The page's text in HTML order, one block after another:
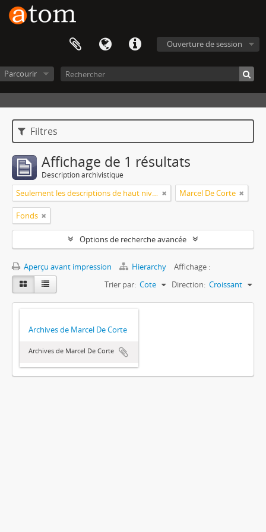
Ouverture de session
Parcourir
Filtres
Affichage de 1 résultats
Description archivistique
Seulement les descriptions de haut niveau Marcel De Corte
Fonds
Options de recherche avancée
Aperçu avant impression Hierarchy
Affichage :
Trier par: Cote Direction: Croissant
Archives de Marcel De Corte
Archives de Marcel De Corte